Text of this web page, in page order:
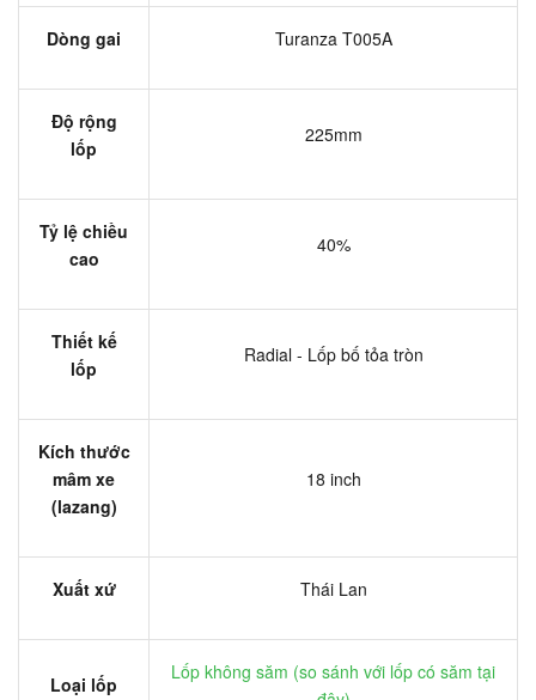
Dòng gai Turanza T005A
Độ rộng
lốp
225mm
Tỷ lệ chiều
cao
40%
Thiết kế
lốp
Radial - Lốp bố tỏa tròn
Kích thước
mâm xe
(lazang)
18 inch
Xuất xứ Thái Lan
Loại lốp
Lốp không săm (so sánh với lốp có săm tại